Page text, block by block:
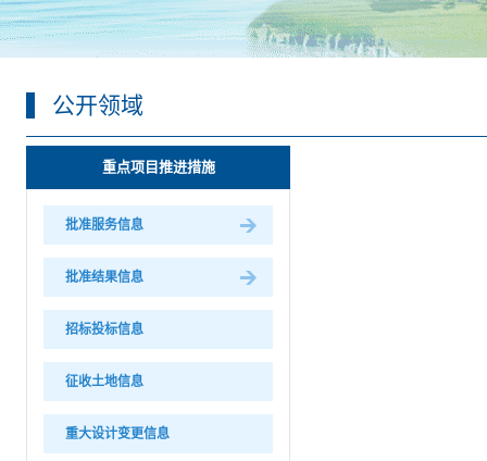
公开领域
重点项目推进措施
批准服务信息
批准结果信息
招标投标信息
征收土地信息
重大设计变更信息